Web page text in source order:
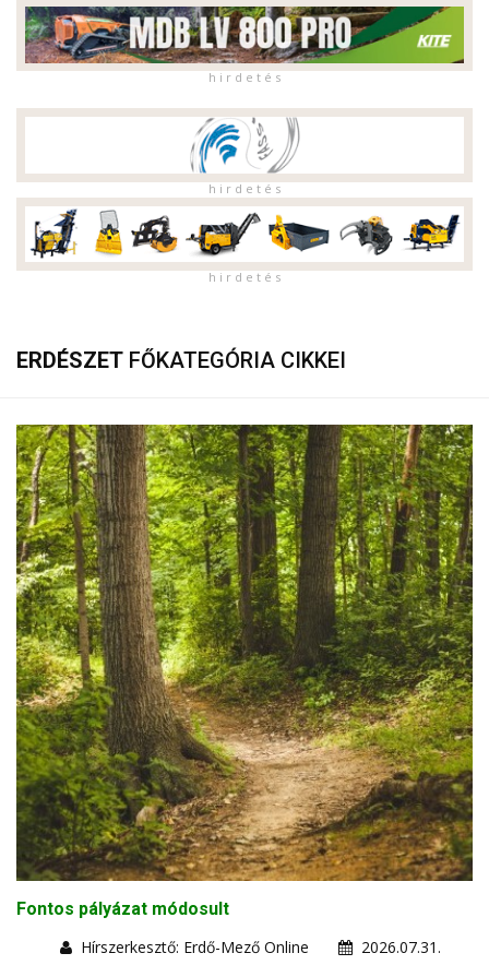
h i r d e t é s
h i r d e t é s
h i r d e t é s
ERDÉSZET FŐKATEGÓRIA CIKKEI
Fontos pályázat módosult
Hírszerkesztő: Erdő-Mező Online
2026.07.31.